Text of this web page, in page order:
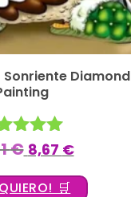
Sonriente Diamond
5.00
€ 8,67 €
🛒